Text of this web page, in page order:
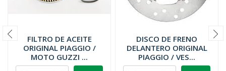
FILTRO DE ACEITE
ORIGINAL PIAGGIO /
MOTO GUZZI ...
DISCO DE FRENO
DELANTERO ORIGINAL
PIAGGIO / VES...